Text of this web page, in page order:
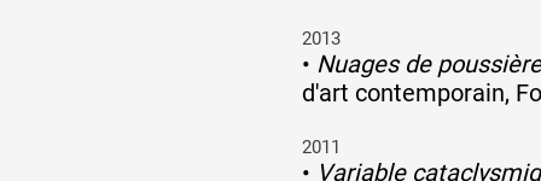
Événements
1% œuvres
2013
• Nuages de
d'art contemporain,
2011
• Variable